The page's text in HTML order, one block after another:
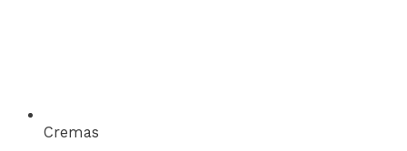
Cremas